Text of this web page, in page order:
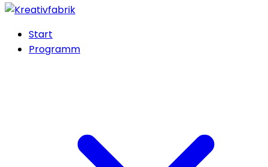
Start
Programm